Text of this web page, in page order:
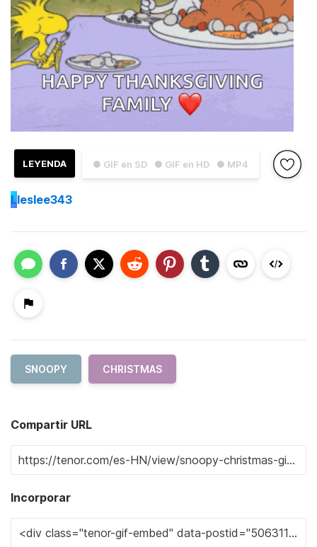
● GIF en SD ● GIF en HD ● MP4
LEYENDA
Lleslee343
SNOOPY CHRISTMAS
Compartir URL
Incorporar